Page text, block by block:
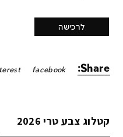
לרכישה
Share:
facebook
קטלוג צבע טרי 2026